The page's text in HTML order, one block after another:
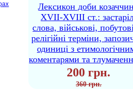
Лексикон доби
XVII-XVIII ст.:
слова, військові,
релігійні терміни,
одиниці з
коментарями та
200 грн.
360 грн.